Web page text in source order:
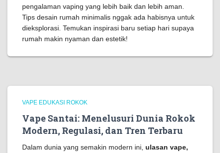
pengalaman vaping yang lebih baik dan lebih aman.
Tips desain rumah minimalis nggak ada habisnya untuk
dieksplorasi. Temukan inspirasi baru setiap hari supaya
rumah makin nyaman dan estetik!
VAPE EDUKASI ROKOK
Vape Santai: Menelusuri Dunia Rokok
Modern, Regulasi, dan Tren Terbaru
Dalam dunia yang semakin modern ini, ulasan vape,